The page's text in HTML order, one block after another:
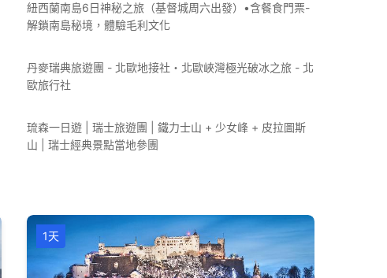
紐西蘭南島6日神秘之旅（基督城周六出發）•含餐食門票-
解鎖南島秘境，體驗毛利文化
丹麥瑞典旅遊團 - 北歐地接社・北歐峽灣極光破冰之旅 - 北
歐旅行社
琉森一日遊 | 瑞士旅遊團 | 鐵力士山 + 少女峰 + 皮拉圖斯
山 | 瑞士經典景點當地參團
1天